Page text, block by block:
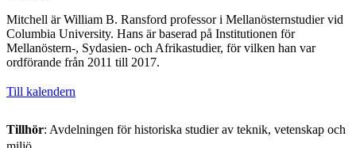
Mitchell är William B. Ransford professor i Mellanösternstudier vid
Columbia University. Hans är baserad på Institutionen för
Mellanöstern-, Sydasien- och Afrikastudier, för vilken han var
ordförande från 2011 till 2017.
Till kalendern
Tillhör: Avdelningen för historiska studier av teknik, vetenskap och